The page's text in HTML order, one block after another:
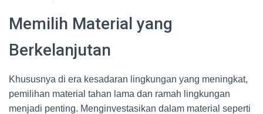
Memilih Material yang
Berkelanjutan
Khususnya di era kesadaran lingkungan yang meningkat,
pemilihan material tahan lama dan ramah lingkungan
menjadi penting. Menginvestasikan dalam material seperti